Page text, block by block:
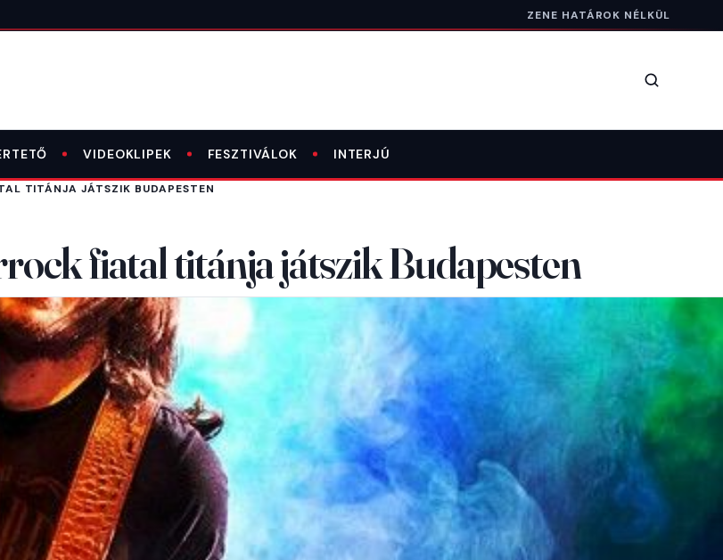
ZENE HATÁROK NÉLKÜL
Keresés
VIDEOKLIPEK FESZTIVÁLOK INTERJÚ
TITÁNJA JÁTSZIK BUDAPESTEN
fiatal titánja játszik Budapesten